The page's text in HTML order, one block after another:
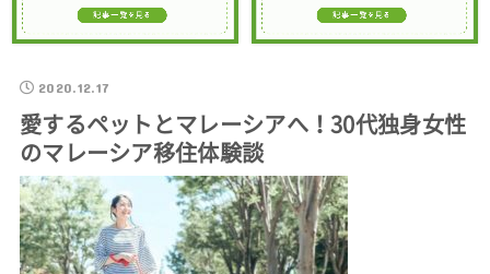
2020.12.17
愛するペットとマレーシアへ！30代独身女性
のマレーシア移住体験談